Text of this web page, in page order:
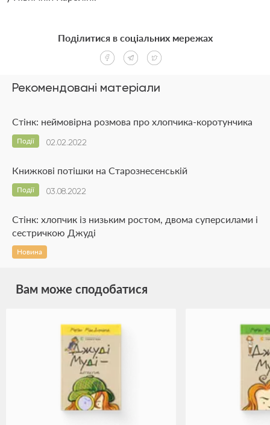
Рекомендовані матеріали
Стінк: неймовірна розмова про хлопчика-коротунчика
02.02.2022
Події
Книжкові потішки на Старознесенській
03.08.2022
Події
Стінк: хлопчик із низьким ростом, двома суперсилами і
сестричкою Джуді
Новина
Поділитися в соціальних мережах
Вам може сподобатися